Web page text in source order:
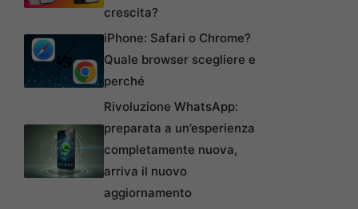
crescita?
iPhone: Safari o Chrome?
Quale browser scegliere e
perché
Rivoluzione WhatsApp:
preparata a un’esperienza
completamente nuova,
arriva il nuovo
aggiornamento